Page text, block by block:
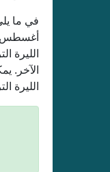
الليرة
الآخر.
الليرة